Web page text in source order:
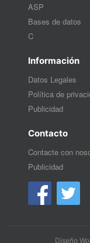
ASP
Bases de datos
C
Información
Datos Legales
Política de
Publicidad
Contacto
Contacte con
Publicidad
Diseño